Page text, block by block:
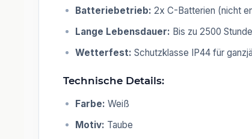
Batteriebetrieb: 2x C-Batterien (nicht
Lange Lebensdauer: Bis zu 2500
Wetterfest: Schutzklasse IP44 für
Technische Details:
Farbe: Weiß
Motiv: Taube